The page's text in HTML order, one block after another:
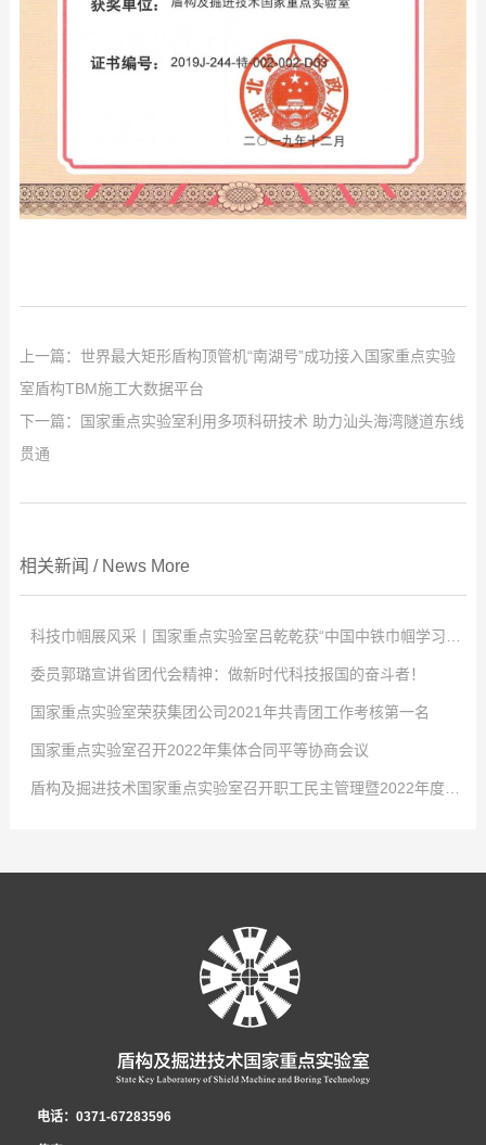
上一篇： 世界最大矩形盾构顶管机“南湖号”成功接入国家重点实验
室盾构TBM施工大数据平台
下一篇：
国家重点实验室利用多项科研技术 助力汕头海湾隧道东线
贯通
相关新闻 / News More
点击次数: 0
2022 -04 -02
4月2日，中国中铁股份有限公司对优秀女职工进行表彰，以充分发挥学习典
型示范引领作用，激发全体女职工的自我学习意识，国家重点实验室工程师吕
道局优秀共青团干部、中国中铁青年岗位能手等荣誉称号。主持和参与了中国
中铁股份有限公司重大课题在内的十余项科研工作，围绕课题开展了大量的理
论分析、数值模拟及室内试验工作。研制了可以模拟低真空复杂工况的系统平
台，研发了适用于低真空隧道的新型管片结构和密封材料，为第五代交通的建
委员郭璐宣讲省团代会精神：做新时代科技报国的奋斗者！
点击次数: 0
2022 -01 -29
-大会现场- 共青团河南省第十五次代表大会2021年12月26日至27日，共青
家重点实验室青年郭璐以团代表的身份参加了此次会议并成功当选河南省第十
五届团委委员。-郭璐在会场- 2021年12月31日上午，盾构及掘进技术国家
重点实验室团工委组织召开了宣贯共青团河南省第十五次代表大会精神暨“学党
史”专题组织生活会。新当选共青团河南省十五届委员会委员郭璐结合团代会的
国家重点实验室荣获集团公司2021年共青团工作考核第一名
点击次数: 0
2022 -01 -29
名后，实验室团青工作再获此殊荣。2021年，在集团公司团委和实验室党政的
正确领导和大力支持下，实验室团工委深入贯彻党的十九大精神、党的十九届
六中全会精神、团的十八大精神，不忘初心、牢记使命，发挥青年智慧与活
力，展现青年责任与担当，为实验室在新形势下的创新发展贡献青春和力量，
国家重点实验室召开2022年集体合同平等协商会议
点击次数: 0
委书记、工会工委主任李治国，执行主任曾垂刚，各部室职工代表和劳务学生
代表参加了会议。 为切实维护职工的合法权益，发展和谐稳定的劳动关系，
根据相关法律、法规，结合实验室实际，实验室工会工委、行政代表和职工代
表在《2021年集体合同》《女职工权益保护专项集体合同》的基础上，共同起
盾构及掘进技术国家重点实验室召开职工民主管理暨2022年度工作会议
议在郑州隆重召开，实验室领导班子及全体员工参会。大会传达了中铁隧道局
五届二次职代会暨2022年度工作会议精神，全面总结了盾构及掘进技术国家重
点实验室2021年度工作，深刻分析了当前面临的新形势，安排部署了2022年
重要任务。国家重点实验室职工民主管理暨2022年度工作会议 党工委书记、
电话：0371-67283596